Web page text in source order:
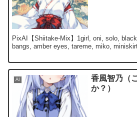
PixAI【Shiitake-Mix】1girl, oni, solo,
bangs, amber eyes, tareme, miko,
AI
香風智乃（
か？）